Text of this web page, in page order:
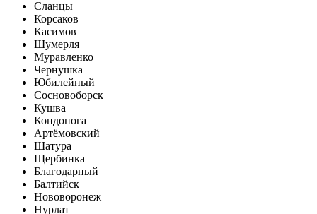
Сланцы
Корсаков
Касимов
Шумерля
Муравленко
Чернушка
Юбилейный
Сосновоборск
Кушва
Кондопога
Артёмовский
Шатура
Щербинка
Благодарный
Балтийск
Нововоронеж
Нурлат